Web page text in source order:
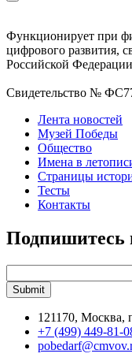
Функционирует при
цифрового развития,
Российской Федерации
Свидетельство №
Лента новостей
Музей Победы
Общество
Имена в
Страницы
Тесты
Контакты
Подпишитесь
121170, Москва,
+7 (499) 449-81-